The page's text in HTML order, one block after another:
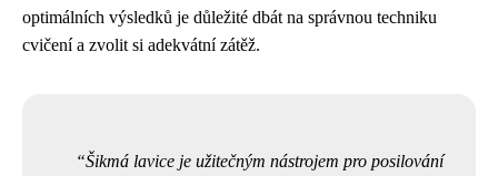
optimálních výsledků je důležité dbát na správnou techniku
cvičení a zvolit si adekvátní zátěž.
Šikmá lavice je užitečným nástrojem pro posilování